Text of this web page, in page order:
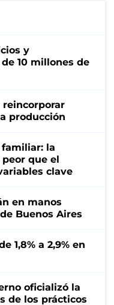
y
10 millones de
reincorporar
producción
la
que el
clave
en manos
Buenos Aires
1,8% a 2,9% en
oficializó la
de los prácticos